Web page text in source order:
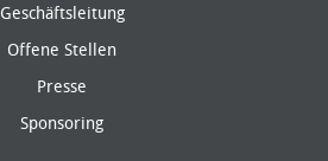
Geschäftsleitung
Offene Stellen
Presse
Sponsoring